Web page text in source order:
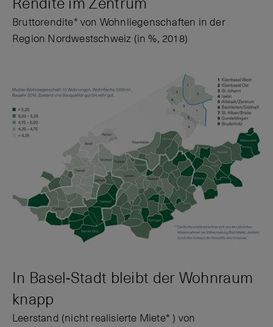
Rendite im Zentrum
Bruttorendite* von Wohnliegenschaften in der
Region Nordwestschweiz (in %, 2018)
In Basel-Stadt bleibt der Wohnraum
knapp
Leerstand (nicht realisierte Miete* ) von